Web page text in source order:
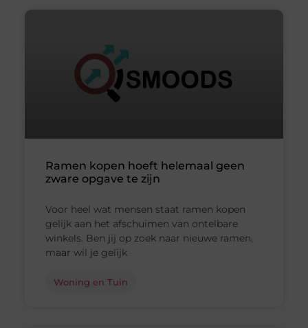
Ramen kopen hoeft helemaal geen
zware opgave te zijn
Voor heel wat mensen staat ramen kopen
gelijk aan het afschuimen van ontelbare
winkels. Ben jij op zoek naar nieuwe ramen,
maar wil je gelijk
Woning en Tuin